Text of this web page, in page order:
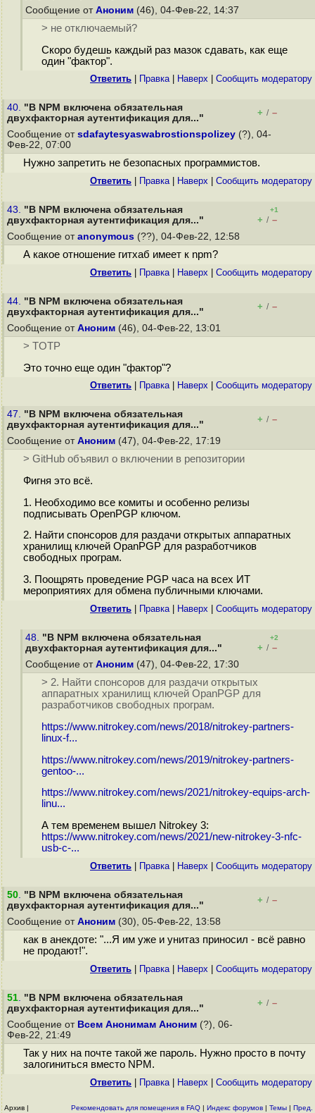
Сообщение от Аноним (46), 04-Фев-22, 14:37
> не отключаемый?
Скоро будешь каждый раз мазок сдавать, как еще
один "фактор".
Ответить Правка| Наверх Cообщить модератору
40. "В NPM включена обязательная
двухфакторная аутентификация для..."
+ / –
Сообщение от sdafaytesyaswabrostionspolizey (?), 04-
Фев-22, 07:00
Нужно запретить не безопасных программистов.
Ответить Правка| Наверх Cообщить модератору
43. "В NPM включена обязательная
двухфакторная аутентификация для..."
+1
+ / –
Сообщение от anonymous (??), 04-Фев-22, 12:58
А какое отношение гитхаб имеет к npm?
Ответить Правка| Наверх Cообщить модератору
44. "В NPM включена обязательная
двухфакторная аутентификация для..."
+ / –
Сообщение от Аноним (46), 04-Фев-22, 13:01
> TOTP
Это точно еще один "фактор"?
Ответить Правка| Наверх Cообщить модератору
47. "В NPM включена обязательная
двухфакторная аутентификация для..."
+ / –
Сообщение от Аноним (47), 04-Фев-22, 17:19
> GitHub объявил о включении в репозитории
Фигня это всё.
1. Необходимо все комиты и особенно релизы
подписывать OpenPGP ключом.
2. Найти спонсоров для раздачи открытых аппаратных
хранилищ ключей OpanPGP для разработчиков
свободных програм.
3. Поощрять проведение PGP часа на всех ИТ
мероприятиях для обмена публичными ключами.
Ответить Правка| Наверх Cообщить модератору
48. "В NPM включена обязательная
двухфакторная аутентификация для..."
+2
+ / –
Сообщение от Аноним (47), 04-Фев-22, 17:30
> 2. Найти спонсоров для раздачи открытых
аппаратных хранилищ ключей OpanPGP для
разработчиков свободных програм.
https://www.nitrokey.com/news/2018/nitrokey-partners-
linux-f...
https://www.nitrokey.com/news/2019/nitrokey-partners-
gentoo-...
https://www.nitrokey.com/news/2021/nitrokey-equips-arch-
linu...
А тем временем вышел Nitrokey 3:
https://www.nitrokey.com/news/2021/new-nitrokey-3-nfc-
usb-c-...
Ответить Правка| Наверх Cообщить модератору
50. "В NPM включена обязательная
двухфакторная аутентификация для..."
+ / –
Сообщение от Аноним (30), 05-Фев-22, 13:58
как в анекдоте: "...Я им уже и унитаз приносил - всё равно
не продают!".
Ответить Правка| Наверх Cообщить модератору
51. "В NPM включена обязательная
двухфакторная аутентификация для..."
+ / –
Сообщение от Всем Анонимам Аноним (?), 06-
Фев-22, 21:49
Так у них на почте такой же пароль. Нужно просто в почту
залогиниться вместо NPM.
Ответить Правка| Наверх Cообщить модератору
Архив |
Рекомендовать для помещения в FAQ | Индекс форумов | Темы | Пред.